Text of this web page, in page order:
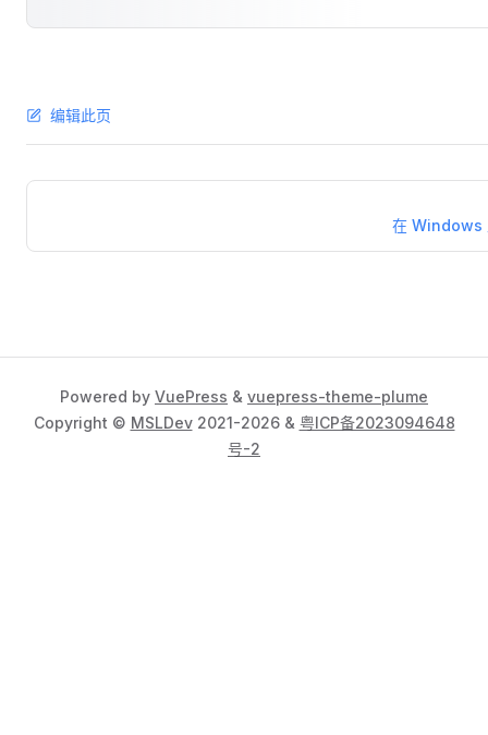
编辑此页
在 Windows
Powered by VuePress & vuepress-theme-plume
Copyright © MSLDev2021-2026 & 粤ICP备2023094648
号-2